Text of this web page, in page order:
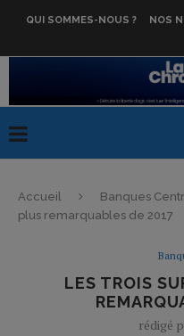
QUI SOMMES-NOUS ? NOS
Accueil Banques
plus remarquables de 2017
LES TROIS
rédigé